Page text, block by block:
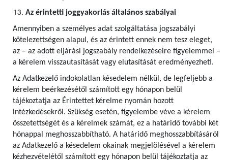
Az érintetti joggyakorlás általános szabályai
Amennyiben a személyes adat szolgáltatása jogszabályi
kötelezettségen alapul, és az érintett ennek nem tesz eleget,
az – az adott eljárási jogszabály rendelkezéseire figyelemmel –
a kérelem visszautasítását vagy elutasítását eredményezheti.
Az Adatkezelő indokolatlan késedelem nélkül, de legfeljebb a
kérelem beérkezésétől számított egy hónapon belül
tájékoztatja az Érintettet kérelme nyomán hozott
intézkedésekről. Szükség esetén, figyelembe véve a kérelem
összetettségét és a kérelmek számát, ez a határidő további két
hónappal meghosszabbítható. A határidő meghosszabbításáról
az Adatkezelő a késedelem okainak megjelölésével a kérelem
kézhezvételétől számított egy hónapon belül tájékoztatja az